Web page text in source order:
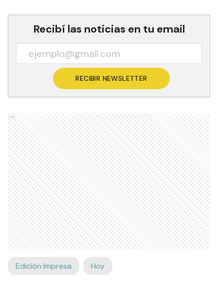
Recibí las noticias en tu email
RECIBIR NEWSLETTER
Ads
Edición Impresa Hoy